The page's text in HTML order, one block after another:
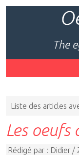
The
Liste des articles
Les oeufs
Rédigé par : Didier /